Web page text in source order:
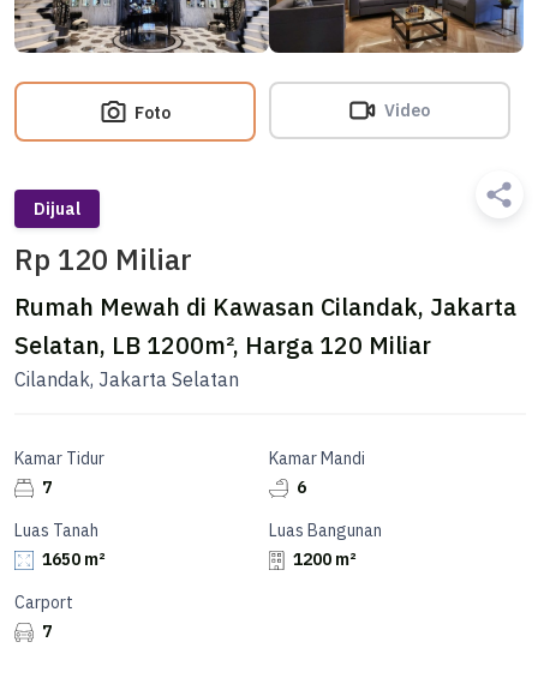
Foto Video
Dijual
Rp 120 Miliar
Rumah Mewah di Kawasan Cilandak, Jakarta
Selatan, LB 1200m², Harga 120 Miliar
Cilandak, Jakarta Selatan
Kamar Tidur
7
Kamar Mandi
6
Luas Tanah
1650 m²
Luas Bangunan
1200 m²
Carport
7